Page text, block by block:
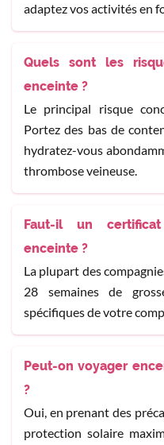
adaptez vos activités en
Quels sont les
enceinte ?
Le principal risque
Portez des bas de
hydratez-vous
thrombose veineuse.
Faut-il un
enceinte ?
La plupart des
28 semaines de
spécifiques de votre
Peut-on voyager
?
Oui, en prenant des
protection solaire